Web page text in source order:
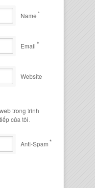
Name*
Email*
Website
trong trình
của tôi.
Anti-Spam*